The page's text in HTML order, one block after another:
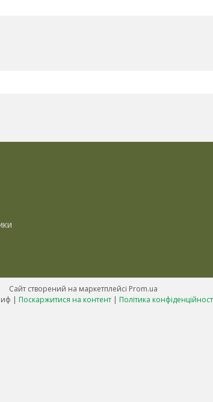
Сайт створений на маркетплейсі Prom.ua
Магазин Шериф | Поскаржитися на контент | Політика